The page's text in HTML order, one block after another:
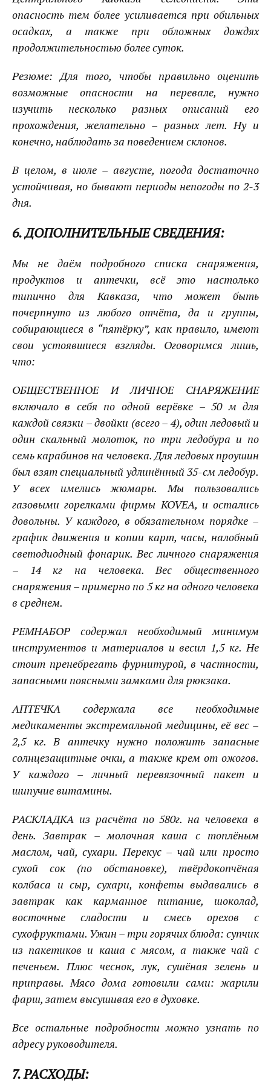
опасность тем более усиливается при обильных
осадках, а также при обложных дождях
продолжительностью более суток.
Резюме: Для того, чтобы правильно оценить
возможные опасности на перевале, нужно
изучить несколько разных описаний его
прохождения, желательно – разных лет. Ну и
конечно, наблюдать за поведением склонов.
В целом, в июле – августе, погода достаточно
устойчивая, но бывают периоды непогоды по 2-3
дня.
6. ДОПОЛНИТЕЛЬНЫЕ СВЕДЕНИЯ:
Мы не даём подробного списка снаряжения,
продуктов и аптечки, всё это настолько
типично для Кавказа, что может быть
почерпнуто из любого отчёта, да и группы,
собирающиеся в “пятёрку”, как правило, имеют
свои устоявшиеся взгляды. Оговоримся лишь,
что:
ОБЩЕСТВЕННОЕ И ЛИЧНОЕ СНАРЯЖЕНИЕ
включало в себя по одной верёвке – 50 м для
каждой связки – двойки (всего – 4), один ледовый и
один скальный молоток, по три ледобура и по
семь карабинов на человека. Для ледовых проушин
был взят специальный удлинённый 35-см ледобур.
У всех имелись жюмары. Мы пользовались
газовыми горелками фирмы KOVEA, и остались
довольны. У каждого, в обязательном порядке –
график движения и копии карт, часы, налобный
светодиодный фонарик. Вес личного снаряжения
– 14 кг на человека. Вес общественного
снаряжения – примерно по 5 кг на одного человека
в среднем.
РЕМНАБОР содержал необходимый минимум
инструментов и материалов и весил 1,5 кг. Не
стоит пренебрегать фурнитурой, в частности,
запасными поясными замками для рюкзака.
АПТЕЧКА содержала все необходимые
медикаменты экстремальной медицины, её вес –
2,5 кг. В аптечку нужно положить запасные
солнцезащитные очки, а также крем от ожогов.
У каждого – личный перевязочный пакет и
шипучие витамины.
РАСКЛАДКА из расчёта по 580г. на человека в
день. Завтрак – молочная каша с топлёным
маслом, чай, сухари. Перекус – чай или просто
сухой сок (по обстановке), твёрдокопчёная
колбаса и сыр, сухари, конфеты выдавались в
завтрак как карманное питание, шоколад,
восточные сладости и смесь орехов с
сухофруктами. Ужин – три горячих блюда: супчик
из пакетиков и каша с мясом, а также чай с
печеньем. Плюс чеснок, лук, сушёная зелень и
приправы. Мясо дома готовили сами: жарили
фарш, затем высушивая его в духовке.
Все остальные подробности можно узнать по
адресу руководителя.
7. РАСХОДЫ: